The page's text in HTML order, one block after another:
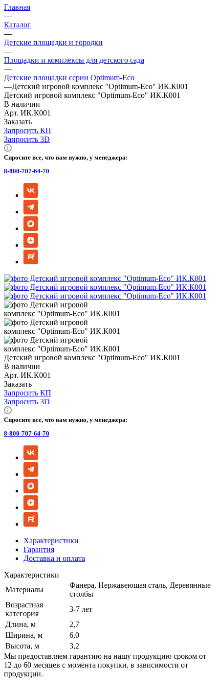
Главная
—
Каталог
—
Детские площадки и городки
—
Площадки и комплексы для детского сада
—
Детские площадки серии Оptimum-Еco
—Детский игровой комплекс "Оptimum-Еco" ИК.К001
Детский игровой комплекс "Оptimum-Еco" ИК.К001
В наличии
Арт. ИК.К001
Заказать
Запросить КП
Запросить 3D
Спросите все, что вам нужно, у менеджера:
8-800-707-64-70
Детский игровой комплекс "Оptimum-Еco" ИК.К001
В наличии
Арт. ИК.К001
Заказать
Запросить КП
Запросить 3D
Спросите все, что вам нужно, у менеджера:
8-800-707-64-70
Характеристики
Гарантия
Доставка и оплата
Характеристики
Материалы
Фанера, Нержавеющая сталь, Деревянные
столбы
Возрастная
категория
3-7 лет
Длина, м
2,7
Ширина, м
6,0
Высота, м
3,2
Мы предоставляем гарантию на нашу продукцию сроком от
12 до 60 месяцев с момента покупки, в зависимости от
продукции.